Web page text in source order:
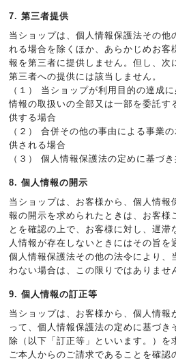
7. 第三者提供
当ショップは、個人情報保護法その他
れる場合を除くほか、あらかじめお客
報を第三者に提供しません。但し、次
第三者への提供には該当しません。
（１） 当ショップが利用目的の達成
情報の取扱いの全部又は一部を委託す
供する場合
（２） 合併その他の事由による事業
供される場合
（３） 個人情報保護法の定めに基づ
8. 個人情報の開示
当ショップは、お客様から、個人情報
報の開示を求められたときは、お客様
とを確認の上で、お客様に対し、遅滞
人情報が存在しないときにはその旨を
個人情報保護法その他の法令により、
わない場合は、この限りではありませ
9. 個人情報の訂正等
当ショップは、お客様から、個人情報
って、個人情報保護法の定めに基づき
除（以下「訂正等」といいます。）を
ご本人からのご請求であることを確認